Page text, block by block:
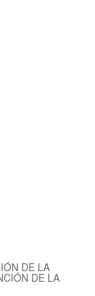
DE LA
DE LA